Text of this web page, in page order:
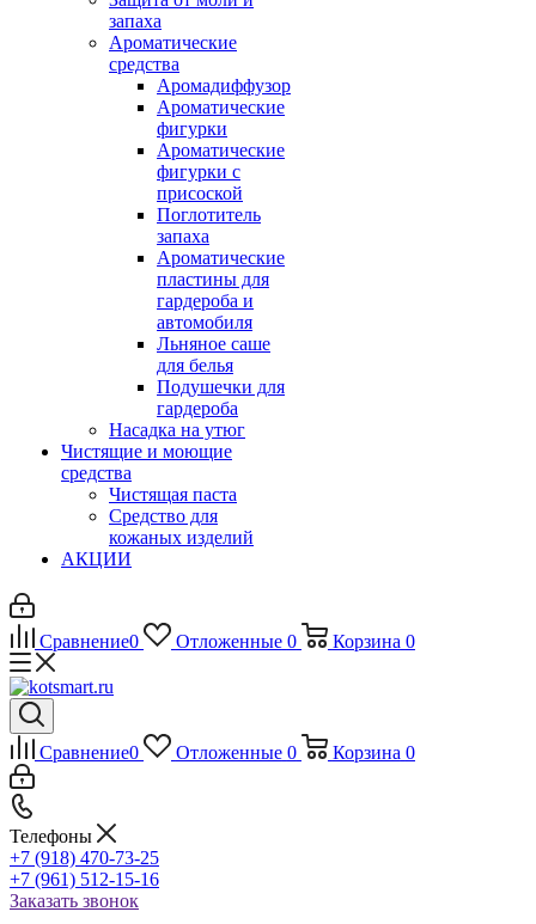
запаха
Ароматические
средства
Аромадиффузор
Ароматические
фигурки
Ароматические
фигурки с
присоской
Поглотитель
запаха
Ароматические
пластины для
гардероба и
автомобиля
Льняное саше
для белья
Подушечки для
гардероба
Насадка на утюг
Чистящие и моющие
средства
Чистящая паста
Средство для
кожаных изделий
АКЦИИ
Сравнение0 Отложенные 0 Корзина 0
Сравнение0 Отложенные 0 Корзина 0
Телефоны
+7 (918) 470-73-25
+7 (961) 512-15-16
Заказать звонок